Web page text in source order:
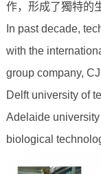
作，形成了獨特的
In past decade,
with the
group company,
Delft university of
Adelaide
biological